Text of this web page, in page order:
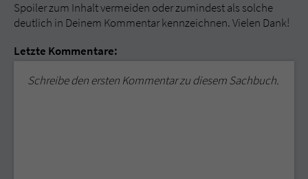
Spoiler zum Inhalt vermeiden oder zumindest als solche
deutlich in Deinem Kommentar kennzeichnen. Vielen Dank!
Letzte Kommentare:
Schreibe den ersten Kommentar zu diesem Sachbuch.